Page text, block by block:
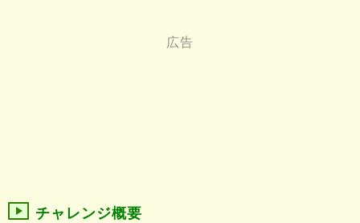
チャレンジ概要